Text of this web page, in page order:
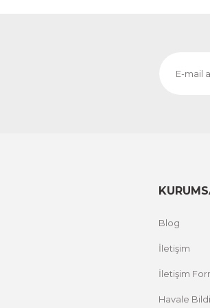
Blog
İletişim
İletişim
Havale